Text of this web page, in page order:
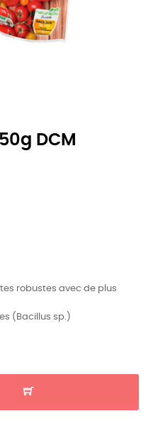
DCM
robustes avec de plus
(Bacillus sp.)